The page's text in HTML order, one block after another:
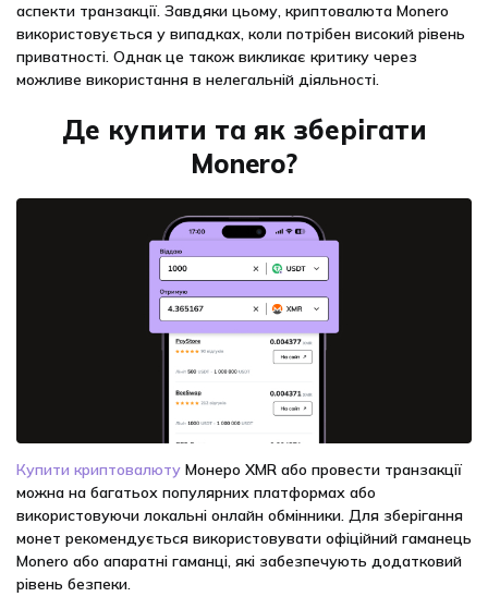
аспекти транзакції. Завдяки цьому, криптовалюта Monero
використовується у випадках, коли потрібен високий рівень
приватності. Однак це також викликає критику через
можливе використання в нелегальній діяльності.
Де купити та як зберігати
Monero?
Купити криптовалюту Монеро XMR або провести транзакції
можна на багатьох популярних платформах або
використовуючи локальні онлайн обмінники. Для зберігання
монет рекомендується використовувати офіційний гаманець
Monero або апаратні гаманці, які забезпечують додатковий
рівень безпеки.